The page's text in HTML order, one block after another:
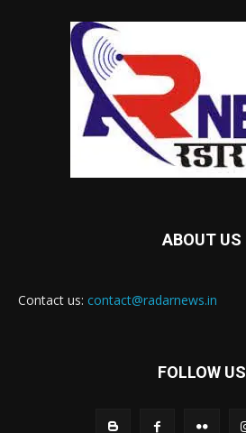
ABOUT US
Contact us: contact@radarnews.in
FOLLOW US